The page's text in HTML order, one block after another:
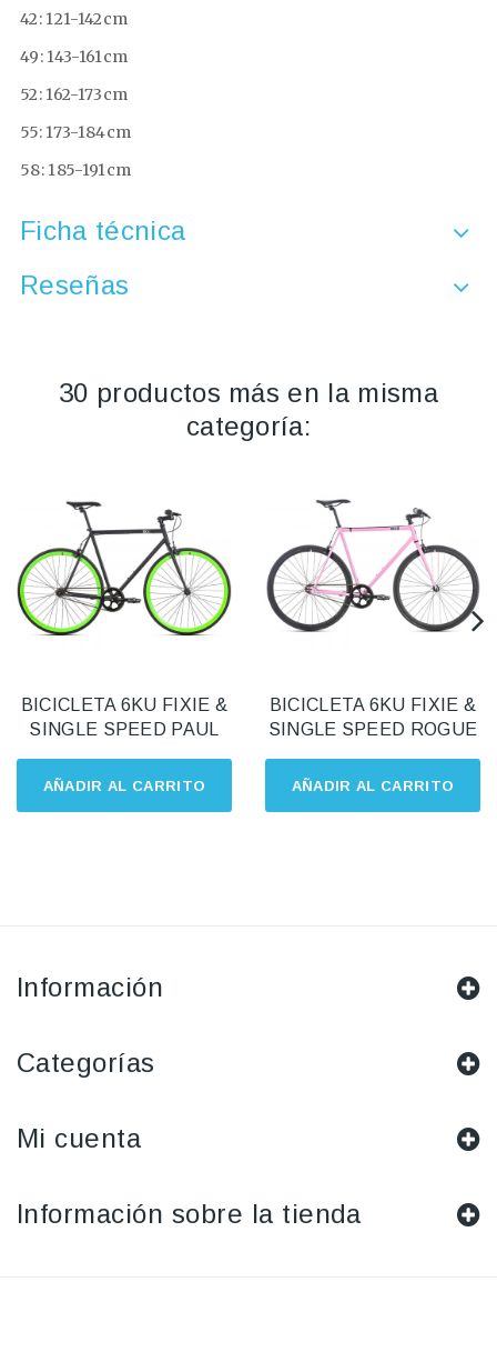
42: 121-142cm
49: 143-161cm
52: 162-173cm
55: 173-184cm
58: 185-191cm
Ficha técnica
Reseñas
30 productos más en la misma
categoría:
AÑADIR AL CARRITO
BICICLETA 6KU FIXIE &
SINGLE SPEED PAUL
AÑADIR AL CARRITO
BICICLETA 6KU FIXIE &
SINGLE SPEED ROGUE
Información
Categorías
Mi cuenta
Información sobre la tienda